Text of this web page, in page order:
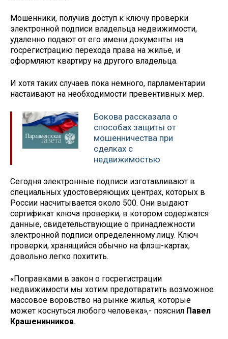
Мошенники, получив доступ к ключу проверки
электронной подписи владельца недвижимости,
удаленно подают от его имени документы на
госрегистрацию перехода права на жилье, и
оформляют квартиру на другого владельца.
И хотя таких случаев пока немного, парламентарии
настаивают на необходимости превентивных мер.
Бокова рассказала о
способах защиты от
мошенничества при
сделках с
недвижимостью
Сегодня электронные подписи изготавливают в
специальных удостоверяющих центрах, которых в
России насчитывается около 500. Они выдают
сертификат ключа проверки, в котором содержатся
данные, свидетельствующие о принадлежности
электронной подписи определенному лицу. Ключ
проверки, хранящийся обычно на флэш-картах,
довольно легко похитить.
«Поправками в закон о госрегистрации
недвижимости мы хотим предотвратить возможное
массовое воровство на рынке жилья, которые
может коснуться любого человека»,- пояснил Павел
Крашенинников.